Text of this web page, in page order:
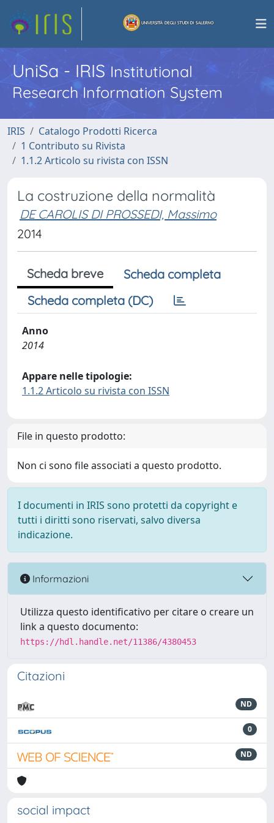
UniSa - IRISInstitutional
Research Information System
IRIS
Catalogo Prodotti Ricerca
1 Contributo su Rivista
1.1.2 Articolo su rivista con ISSN
La costruzione della normalità
DE CAROLIS DI PROSSEDI, Massimo
2014
Scheda breve
Scheda completa
Scheda completa (DC)
Anno
2014
Appare nelle tipologie:
1.1.2 Articolo su rivista con ISSN
File in questo prodotto:
Non ci sono file associati a questo prodotto.
I documenti in IRIS sono protetti da copyright e
tutti i diritti sono riservati, salvo diversa
indicazione.
Informazioni
Utilizza questo identificativo per citare o creare un
link a questo documento:
https://hdl.handle.net/11386/4380453
Citazioni
ND
0
ND
social impact